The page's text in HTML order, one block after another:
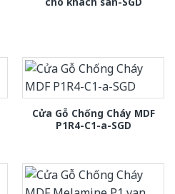
Cửa Gỗ Chống Cháy MDF
P1R4-C1-a-SGD